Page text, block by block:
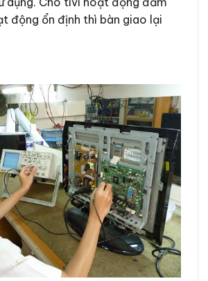
động ổn định thì bàn giao lại